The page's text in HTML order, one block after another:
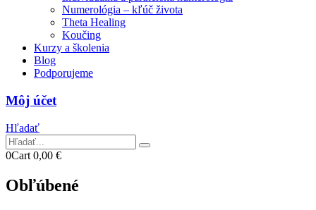
Numerológia – kľúč života
Theta Healing
Koučing
Kurzy a školenia
Blog
Podporujeme
Môj účet
Hľadať
0Cart 0,00 €
Obľúbené